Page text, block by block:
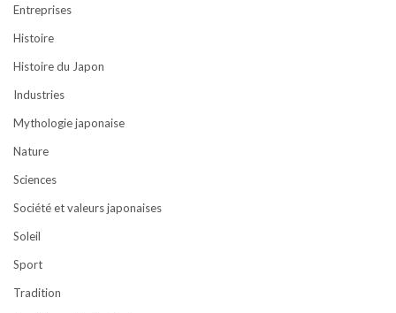
Entreprises
Histoire
Histoire du Japon
Industries
Mythologie japonaise
Nature
Sciences
Société et valeurs japonaises
Soleil
Sport
Tradition